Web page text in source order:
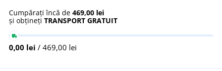
Cumpărați încă de 469,00 lei
și obțineți TRANSPORT GRATUIT
0,00 lei / 469,00 lei